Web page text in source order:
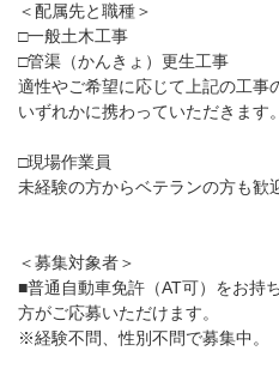
＜配属先と職種＞
□一般土木工事
□管渠（かんきょ）更生工事
適性やご希望に応じて上記の工事
いずれかに携わっていただきます。
□現場作業員
未経験の方からベテランの方も歓
＜募集対象者＞
■普通自動車免許（AT可）をお持
方がご応募いただけます。
※経験不問、性別不問で募集中。